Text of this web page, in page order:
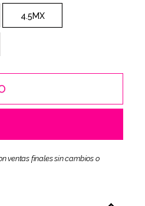
4.5MX
ventas finales sin cambios o